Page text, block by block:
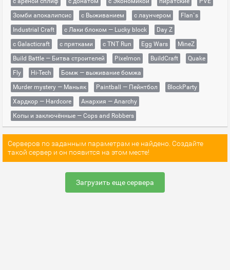
Зомби апокалипсис
с Выживанием с лаунчером
Flan`s
Industrial Craft
с Лаки блоком — Lucky block
Day Z
с Galacticraft
с прятками с TNT Run Egg Wars
MineZ
Build Battle — Битва строителей
Pixelmon BuildCraft
Quake
Fly
Hi-Tech
Бомж — выживание бомжа
Murder mystery — Маньяк
Paintball — Пейнтбол
BlockParty
Хардкор — Hardcore
Анархия — Anarchy
Копы и заключённые — Cops and Robbers
Серверов по заданным параметрам не найдено. Создайте
такой сервер и он появится на этом месте!
Загрузить еще сервера